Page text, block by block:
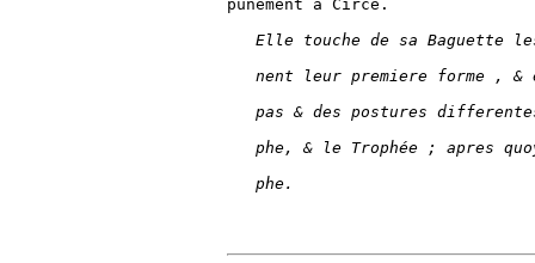
punément à Circé.
Elle touche de sa Baguette
nent leur premiere forme , &
pas & des postures
phe, & le Trophée ; apres
phe.